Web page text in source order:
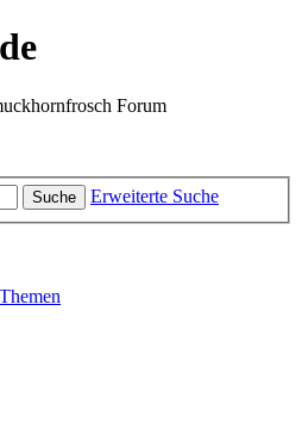
Forum
Suche Erweiterte Suche